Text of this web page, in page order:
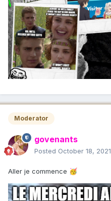
Moderator
govenants
Posted October 18, 2021
Aller je commence 🥳